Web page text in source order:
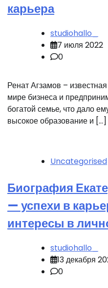
карьера
studiohallo_
7 июля 2022
0
Ренат Агзамов –
мире бизнеса и
богатой семье, что дало
высокое образование и […]
Uncategorised
Биография
— успехи в
интересы в
studiohallo_
13 декабря
0